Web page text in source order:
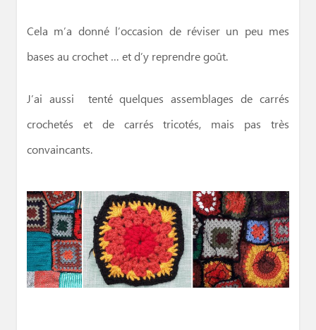
Cela m’a donné l’occasion de réviser un peu mes
bases au crochet … et d’y reprendre goût.
J’ai aussi tenté quelques assemblages de carrés
crochetés et de carrés tricotés, mais pas très
convaincants.